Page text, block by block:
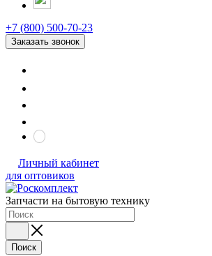
+7 (800) 500-70-23
Заказать звонок
Личный кабинет
для оптовиков
Запчасти на бытовую технику
Поиск